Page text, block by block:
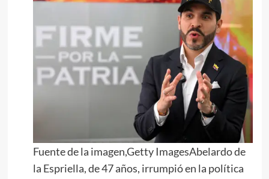
Fuente de la imagen,Getty ImagesAbelardo de
la Espriella, de 47 años, irrumpió en la política